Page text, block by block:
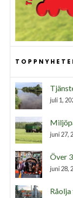
juli 1,
juni 27,
Över
juni 28,
Råolja